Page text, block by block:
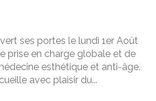
ses portes le lundi 1er Août
prise en charge globale et de
esthétique et anti-âge.
avec plaisir du...